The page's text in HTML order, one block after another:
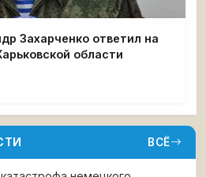
Захарченко ответил на
области
ВСЁ